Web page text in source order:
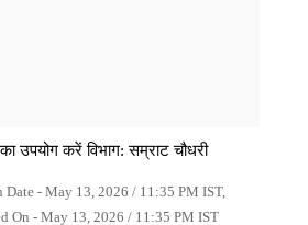
उपयोग करें विभाग: सम्राट चौधरी
Date - May 13, 2026 / 11:35 PM IST,
On - May 13, 2026 / 11:35 PM IST